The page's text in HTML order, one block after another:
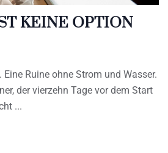
KEINE OPTION
Ruine ohne Strom und Wasser.
der vierzehn Tage vor dem Start